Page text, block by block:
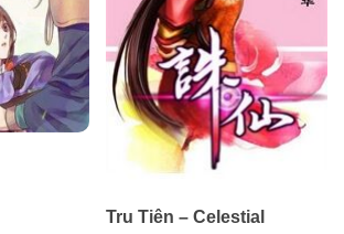
Tru Tiên – Celestial